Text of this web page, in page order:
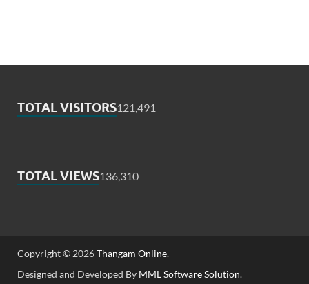
TOTAL VISITORS121,491
TOTAL VIEWS136,310
Copyright © 2026Thangam Online.
Designed and Developed By MML Software Solution.